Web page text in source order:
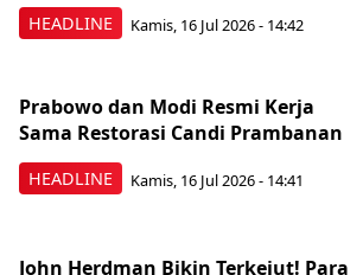
HEADLINE Kamis, 16 Jul 2026 - 14:42
HEADLINE
Prabowo dan Modi Resmi Kerja
Sama Restorasi Candi Prambanan
Kamis, 16 Jul 2026 - 14:41
John Herdman Bikin Terkejut! Para